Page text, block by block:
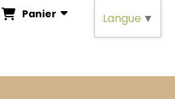
Panier Langue ▼